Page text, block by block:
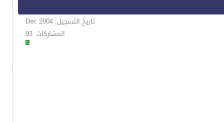
تاريخ التسجيل: Dec 2004
المشاركات: 93